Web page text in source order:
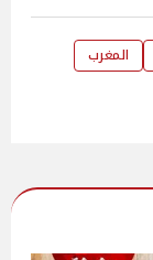
المغرب